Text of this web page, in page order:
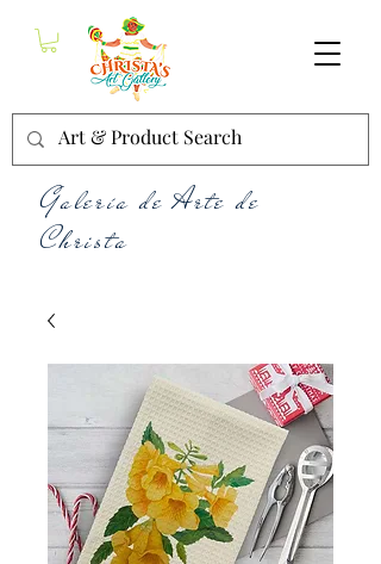
Galería de Arte de
Christa